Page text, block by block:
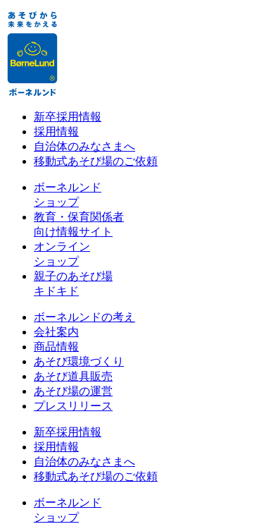
新卒採用情報
採用情報
自治体のみなさまへ
移動式あそび場のご依頼
ボーネルンド
ショップ
教育・保育関係者
向け情報サイト
オンライン
ショップ
親子のあそび場
キドキド
ボーネルンドの考え
会社案内
商品情報
あそび環境づくり
あそび道具販売
あそび場の運営
プレスリリース
新卒採用情報
採用情報
自治体のみなさまへ
移動式あそび場のご依頼
ボーネルンド
ショップ